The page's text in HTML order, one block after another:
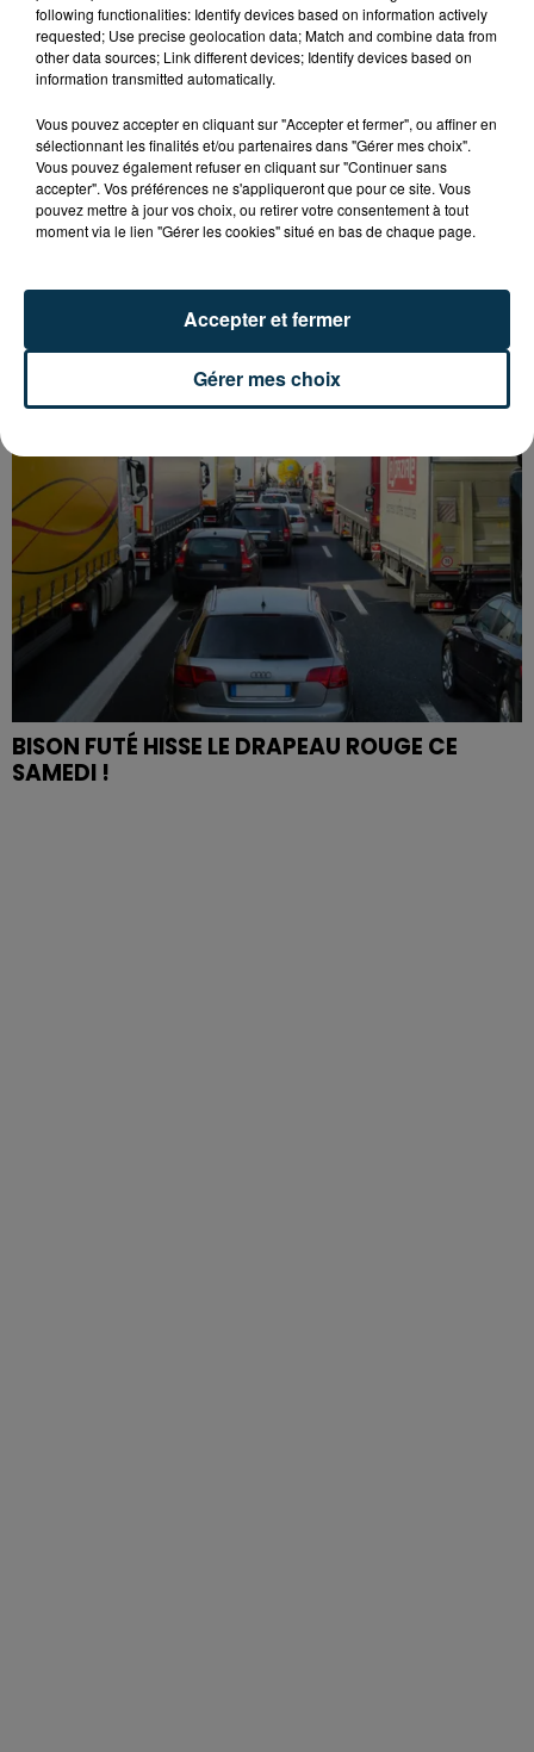
L’ASSE RÉDUIT FACE À SOCHAUX, UNE
PREMIÈRE VICTOIRE POUR NOS VERTS ?
BISON FUTÉ HISSE LE DRAPEAU ROUGE CE
SAMEDI !
following functionalities: Identify devices based on information actively
requested; Use precise geolocation data; Match and combine data from
other data sources; Link different devices; Identify devices based on
information transmitted automatically.
Vous pouvez accepter en cliquant sur "Accepter et fermer", ou affiner en
sélectionnant les finalités et/ou partenaires dans "Gérer mes choix".
Vous pouvez également refuser en cliquant sur "Continuer sans
accepter". Vos préférences ne s'appliqueront que pour ce site. Vous
pouvez mettre à jour vos choix, ou retirer votre consentement à tout
moment via le lien "Gérer les cookies" situé en bas de chaque page.
Gérer mes choix
Accepter et fermer